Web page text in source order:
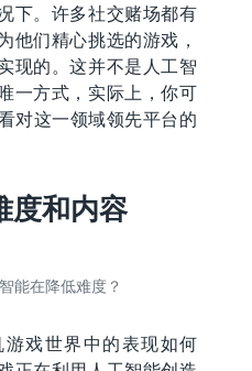
下。许多社交赌场都有
他们精心挑选的游戏，
现的。这并不是人工智
一方式，实际上，你可
对这一领域领先平台的
度和内容
能在降低难度？
戏世界中的表现如何